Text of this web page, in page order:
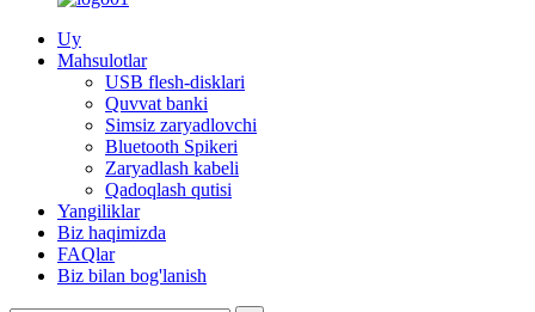
Uy
Mahsulotlar
USB flesh-disklari
Quvvat banki
Simsiz zaryadlovchi
Bluetooth Spikeri
Zaryadlash kabeli
Qadoqlash qutisi
Yangiliklar
Biz haqimizda
FAQlar
Biz bilan bog'lanish